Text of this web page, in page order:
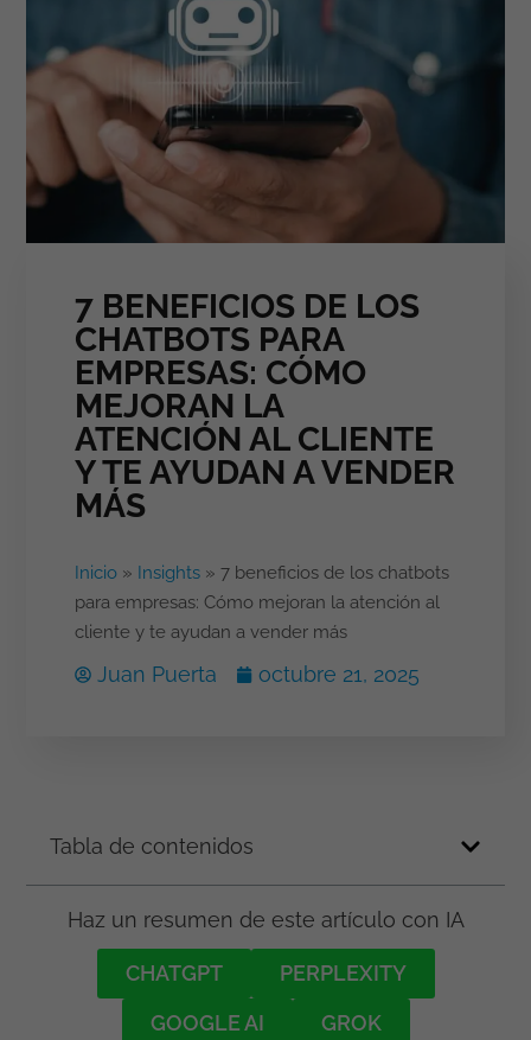
7 BENEFICIOS DE LOS
CHATBOTS PARA
EMPRESAS: CÓMO
MEJORAN LA
ATENCIÓN AL CLIENTE
Y TE AYUDAN A VENDER
MÁS
Inicio» Insights» 7 beneficios de los chatbots
para empresas: Cómo mejoran la atención al
cliente y te ayudan a vender más
Juan Puerta octubre 21, 2025
Tabla de contenidos
Haz un resumen de este artículo con IA
CHATGPT
PERPLEXITY
GOOGLE AI
GROK